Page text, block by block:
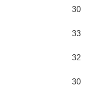
30
33
32
30